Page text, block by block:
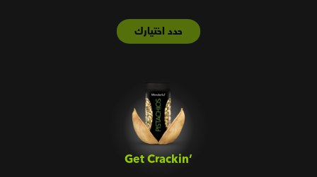
حدد اختيارك
Get Crackin’‎